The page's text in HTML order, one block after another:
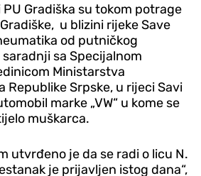
Gradiška su tokom potrage
u blizini rijeke Save
od putničkog
sa Specijalnom
Ministarstva
Republike Srpske, u rijeci Savi
marke „VW“ u kome se
muškarca.
utvrđeno je da se radi o licu N.
je prijavljen istog dana“,